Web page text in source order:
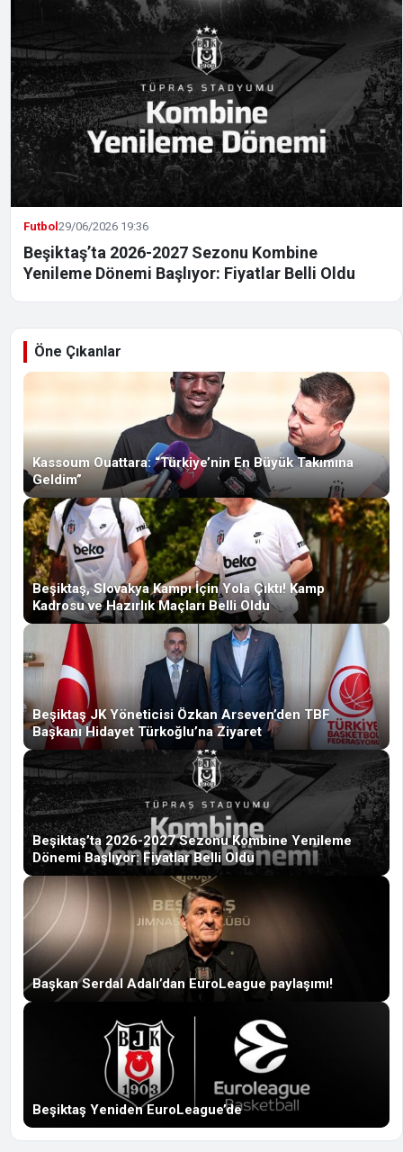
Futbol29/06/2026 19:36
Beşiktaş’ta 2026-2027 Sezonu Kombine
Yenileme Dönemi Başlıyor: Fiyatlar Belli Oldu
Öne Çıkanlar
Kassoum Ouattara: “Türkiye’nin En Büyük Takımına
Geldim”
Beşiktaş, Slovakya Kampı İçin Yola Çıktı! Kamp
Kadrosu ve Hazırlık Maçları Belli Oldu
Beşiktaş JK Yöneticisi Özkan Arseven’den TBF
Başkanı Hidayet Türkoğlu’na Ziyaret
Beşiktaş’ta 2026-2027 Sezonu Kombine Yenileme
Dönemi Başlıyor: Fiyatlar Belli Oldu
Başkan Serdal Adalı’dan EuroLeague paylaşımı!
Beşiktaş Yeniden EuroLeague’de